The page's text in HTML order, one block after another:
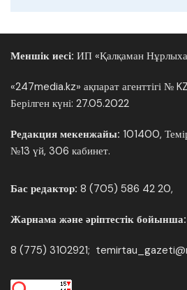
Меншік иесі: ИП «Қалқаман
«247media.kz» ақпарат агенттігі
Берілген күні: 27.05.2022
Редакция мекенжайы: 101400,
№13 үй, 306 кабинет.
Бас редактор: 8 (705) 586 42 20,
Жарнама және әріптестік бойынша:
8 (775) 3102921;